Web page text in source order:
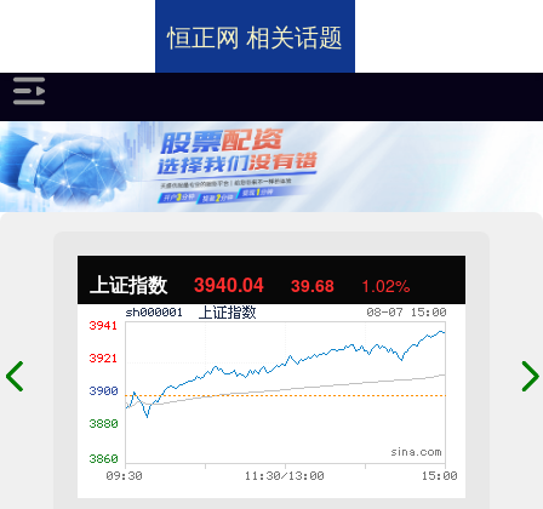
上证指数 3940.04 39.68 1.02%
恒正网 相关话题